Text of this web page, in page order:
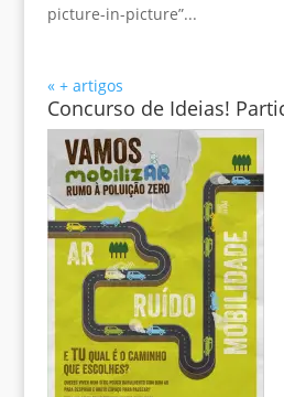
picture-in-picture”...
« + artigos
Concurso de Ideias!